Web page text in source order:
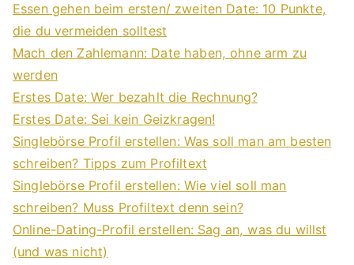
Essen gehen beim ersten/ zweiten Date: 10 Punkte,
die du vermeiden solltest
Mach den Zahlemann: Date haben, ohne arm zu
werden
Erstes Date: Wer bezahlt die Rechnung?
Erstes Date: Sei kein Geizkragen!
Singlebörse Profil erstellen: Was soll man am besten
schreiben? Tipps zum Profiltext
Singlebörse Profil erstellen: Wie viel soll man
schreiben? Muss Profiltext denn sein?
Online-Dating-Profil erstellen: Sag an, was du willst
(und was nicht)